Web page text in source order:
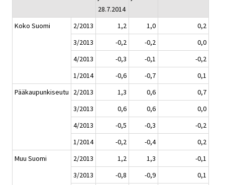
28.7.2014
Koko Suomi 2/2013 1,2 1,0
0,2
3/2013
-0,2 -0,2
0,0
4/2013
-0,3 -0,1
-0,2
1/2014
-0,6 -0,7
0,1
Pääkaupunkiseutu
2/2013 1,3 0,6
0,7
3/2013
0,6 0,6
0,0
4/2013
-0,5 -0,3
-0,2
1/2014
-0,2 -0,4
0,2
Muu Suomi
2/2013 1,2 1,3
-0,1
3/2013
-0,8 -0,9 0,1